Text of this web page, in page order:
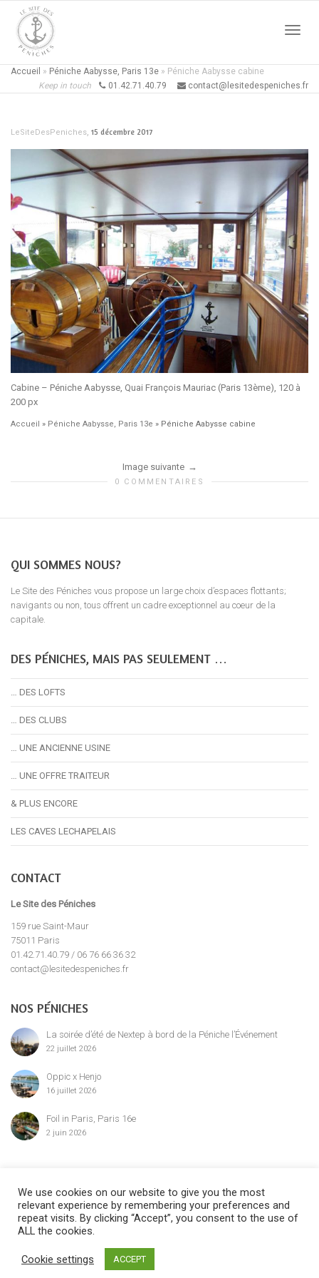
Accueil » Péniche Aabysse, Paris 13e » Péniche Aabysse cabine
Keep in touch
01.42.71.40.79 contact@lesitedespeniches.fr
LeSiteDesPeniches, 15 décembre 2017
Cabine – Péniche Aabysse, Quai François Mauriac (Paris 13ème), 120 à
200 px
Accueil » Péniche Aabysse, Paris 13e » Péniche Aabysse cabine
Image suivante
0 COMMENTAIRES
QUI SOMMES NOUS?
Le Site des Péniches vous propose un large choix d’espaces flottants;
navigants ou non, tous offrent un cadre exceptionnel au coeur de la
capitale.
DES PÉNICHES, MAIS PAS SEULEMENT …
… DES LOFTS
… DES CLUBS
… UNE ANCIENNE USINE
… UNE OFFRE TRAITEUR
& PLUS ENCORE
LES CAVES LECHAPELAIS
CONTACT
Le Site des Péniches
159 rue Saint-Maur
75011 Paris
01.42.71.40.79 / 06 76 66 36 32
contact@lesitedespeniches.fr
NOS PÉNICHES
La soirée d’été de Nextep à bord de la Péniche l’Événement
22 juillet 2026
Oppic x Henjo
16 juillet 2026
Foil in Paris, Paris 16e
2 juin 2026
©2024 Le Site des Péniches,privatisation, location et réservation des
péniches parisiennes
We use cookies on our website to give you the most
relevant experience by remembering your preferences and
repeat visits. By clicking “Accept”, you consent to the use of
ALL the cookies.
Cookie settings ACCEPT